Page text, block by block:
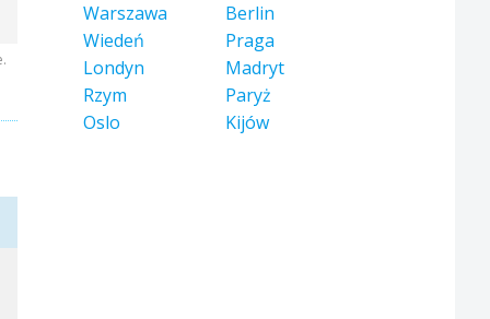
Warszawa
Berlin
Wiedeń
Praga
Londyn
Madryt
Rzym
Paryż
Oslo
Kijów